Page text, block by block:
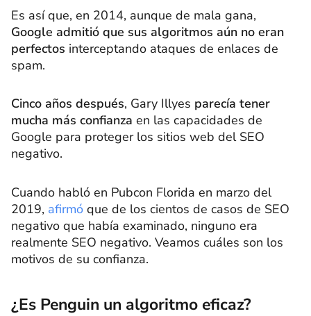
Es así que, en 2014, aunque de mala gana,
Google admitió que sus algoritmos aún no eran
perfectos interceptando ataques de enlaces de
spam.
Cinco años después, Gary Illyes parecía tener
mucha más confianza en las capacidades de
Google para proteger los sitios web del SEO
negativo.
Cuando habló en Pubcon Florida en marzo del
2019, afirmó que de los cientos de casos de SEO
negativo que había examinado, ninguno era
realmente SEO negativo. Veamos cuáles son los
motivos de su confianza.
¿Es Penguin un algoritmo eficaz?